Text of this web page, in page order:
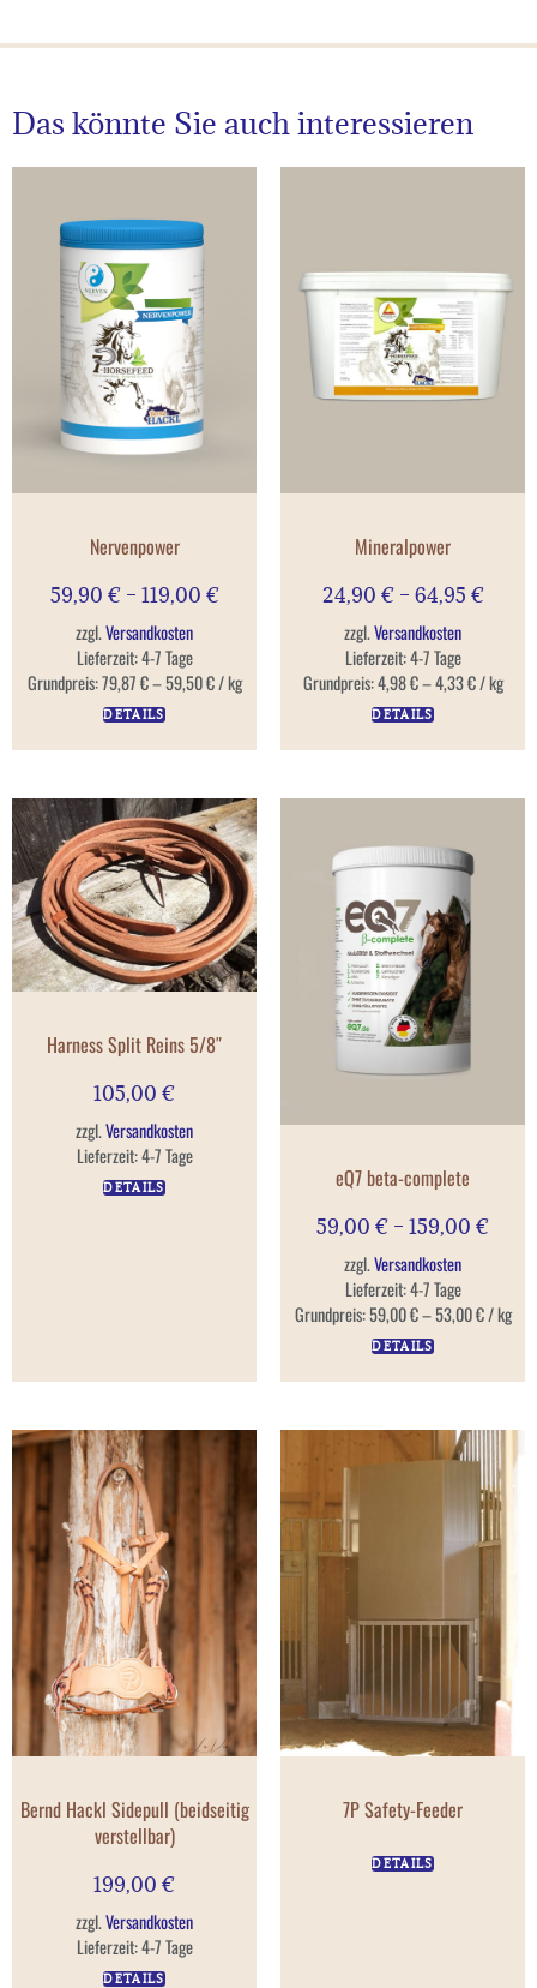
Das könnte Sie auch interessieren
Nervenpower
59,90 €– 119,00 €
zzgl.Versandkosten
Lieferzeit:4-7 Tage
Grundpreis:79,87€–59,50€/kg
DETAILS
Mineralpower
24,90 €– 64,95 €
zzgl.Versandkosten
Lieferzeit:4-7 Tage
Grundpreis:4,98€–4,33€/kg
DETAILS
Harness Split Reins 5/8″
105,00 €
zzgl.Versandkosten
Lieferzeit:4-7 Tage
DETAILS eQ7 beta-complete
59,00 € – 159,00 €
zzgl.Versandkosten
Lieferzeit:4-7 Tage
Grundpreis:59,00€–53,00€/kg
DETAILS
Bernd Hackl Sidepull (beidseitig
verstellbar)
199,00 €
zzgl.Versandkosten
Lieferzeit:4-7 Tage
DETAILS
7P Safety-Feeder
DETAILS